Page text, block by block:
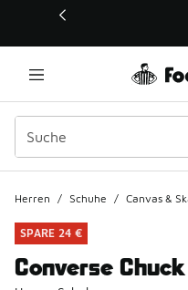
Dieser Link öffnet sich in
Herren / Schuhe / Canvas &
SPARE 24 €
Converse